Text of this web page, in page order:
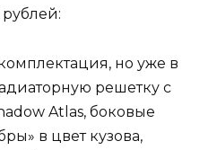
но уже в
решетку с
Atlas, боковые
в цвет кузова,